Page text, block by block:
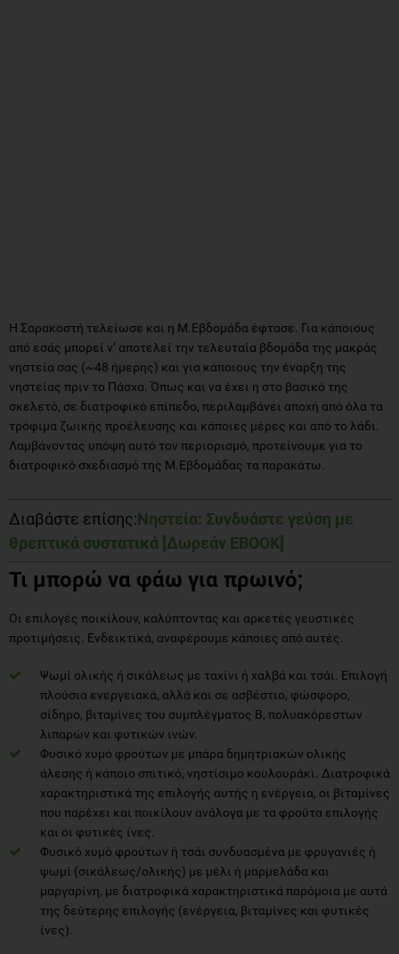
Η Σαρακοστή τελείωσε και η Μ.Εβδομάδα έφτασε. Για κάποιους
από εσάς μπορεί ν’ αποτελεί την τελευταία βδομάδα της μακράς
νηστεία σας (~48 ήμερης) και για κάποιους την έναρξη της
νηστείας πριν το Πάσχα. Όπως και να έχει η στο βασικό της
σκελετό, σε διατροφικό επίπεδο, περιλαμβάνει αποχή από όλα τα
τρόφιμα ζωικής προέλευσης και κάποιες μέρες και από το λάδι.
Λαμβάνοντας υπόψη αυτό τον περιορισμό, προτείνουμε για το
διατροφικό σχεδιασμό της Μ.Εβδομάδας τα παρακάτω.
Διαβάστε επίσης:Νηστεία: Συνδυάστε γεύση με
θρεπτικά συστατικά [Δωρεάν EBOOK]
Τι μπορώ να φάω για πρωινό;
Οι επιλογές ποικίλουν, καλύπτοντας και αρκετές γευστικές
προτιμήσεις. Ενδεικτικά, αναφέρουμε κάποιες από αυτές.
Ψωμί ολικής ή σικάλεως με ταχίνι ή χαλβά και τσάι. Επιλογή
πλούσια ενεργειακά, αλλά και σε ασβέστιο, φώσφορο,
σίδηρο, βιταμίνες του συμπλέγματος Β, πολυακόρεστων
λιπαρών και φυτικών ινών.
Φυσικό χυμό φρούτων με μπάρα δημητριακών ολικής
άλεσης ή κάποιο σπιτικό, νηστίσιμο κουλουράκι. Διατροφικά
χαρακτηριστικά της επιλογής αυτής η ενέργεια, οι βιταμίνες
που παρέχει και ποικίλουν ανάλογα με τα φρούτα επιλογής
και οι φυτικές ίνες.
Φυσικό χυμό φρούτων ή τσάι συνδυασμένα με φρυγανιές ή
ψωμί (σικάλεως/ολικής) με μέλι ή μαρμελάδα και
μαργαρίνη, με διατροφικά χαρακτηριστικά παρόμοια με αυτά
της δεύτερης επιλογής (ενέργεια, βιταμίνες και φυτικές
ίνες).